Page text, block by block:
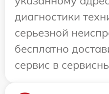
диагностики
серьезной
бесплатно
сервис в